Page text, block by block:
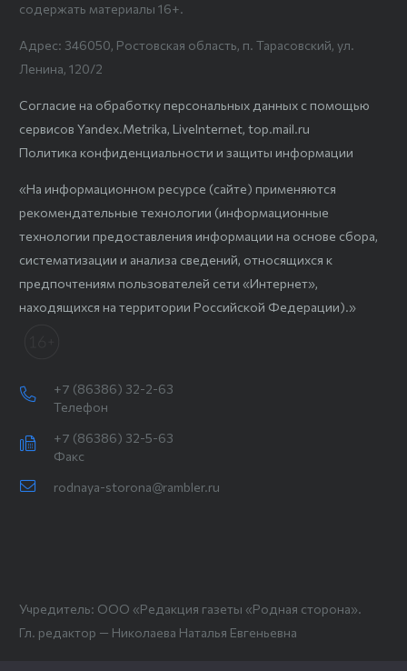
содержать материалы 16+.
Адрес: 346050, Ростовская область, п. Тарасовский, ул.
Ленина, 120/2
Согласие на обработку персональных данных с помощью
сервисов Yandex.Metrika, LiveInternet, top.mail.ru
Политика конфиденциальности и защиты информации
«На информационном ресурсе (сайте) применяются
рекомендательные технологии (информационные
технологии предоставления информации на основе сбора,
систематизации и анализа сведений, относящихся к
предпочтениям пользователей сети «Интернет»,
находящихся на территории Российской Федерации).»
+7 (86386) 32-2-63
Телефон
+7 (86386) 32-5-63
Факс
rodnaya-storona@rambler.ru
Учредитель: ООО «Редакция газеты «Родная сторона».
Гл. редактор — Николаева Наталья Евгеньевна